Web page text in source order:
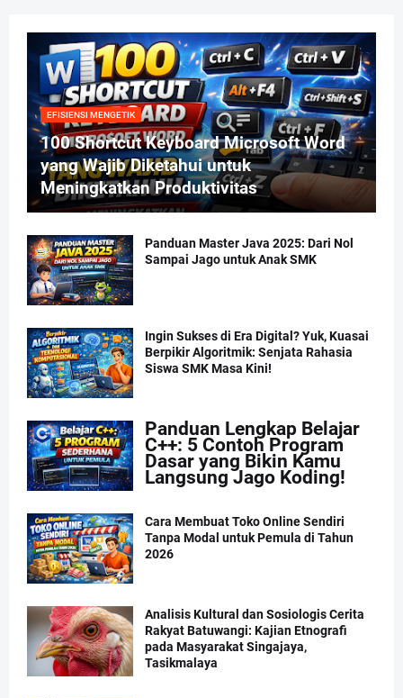
EFISIENSI MENGETIK
100 Shortcut Keyboard Microsoft Word
yang Wajib Diketahui untuk
Meningkatkan Produktivitas
Panduan Master Java 2025: Dari Nol
Sampai Jago untuk Anak SMK
Ingin Sukses di Era Digital? Yuk, Kuasai
Berpikir Algoritmik: Senjata Rahasia
Siswa SMK Masa Kini!
Panduan Lengkap Belajar
C++: 5 Contoh Program
Dasar yang Bikin Kamu
Langsung Jago Koding!
Cara Membuat Toko Online Sendiri
Tanpa Modal untuk Pemula di Tahun
2026
Analisis Kultural dan Sosiologis Cerita
Rakyat Batuwangi: Kajian Etnografi
pada Masyarakat Singajaya,
Tasikmalaya